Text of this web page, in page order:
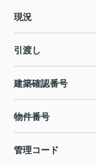
現況
引渡し
建築確認番号
物件番号
管理コード